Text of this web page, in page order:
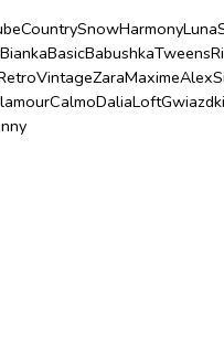
CountrySnowHarmonyLuna
BiankaBasicBabushkaTweens
VintageZaraMaximeAlex
CalmoDaliaLoftGwiazdki